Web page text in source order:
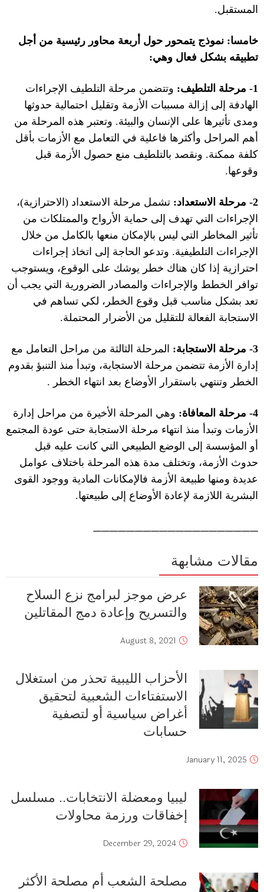
المستقبل.
خامسا: نموذج يتمحور حول أربعة محاور رئيسية من أجل
تطبيقه بشكل فعال وهي:
1- مرحلة التلطيف: وتتضمن مرحلة التلطيف الإجراءات
الهادفة إلى إزالة مسببات الأزمة وتقليل احتمالية حدوثها
ومدى تأثيرها على الإنسان والبيئة. وتعتبر هذه المرحلة من
أهم المراحل وأكثرها فاعلية في التعامل مع الأزمات بأقل
كلفة ممكنة. ونقصد بالتلطيف منع حصول الأزمة قبل
وقوعها.
2- مرحلة الاستعداد: تشمل مرحلة الاستعداد ( الاحترازية)،
الإجراءات التي تهدف إلى حماية الأرواح والممتلكات من
تأثير المخاطر التي ليس بالإمكان منعها بالكامل من خلال
الإجراءات التلطيفية. وتدعو الحاجة إلى اتخاذ إجراءات
احترازية إذا كان هناك خطر يوشك على الوقوع، ويستوجب
توافر الخطط والإجراءات والمصادر الضرورية التي يجب أن
تعد بشكل مناسب قبل وقوع الخطر، لكي تساهم في
الاستجابة الفعالة للتقليل من الأضرار المحتملة.
3- مرحلة الاستجابة: المرحلة الثالثة من مراحل التعامل مع
إدارة الأزمة تتضمن مرحلة الاستجابة، وتبدأ منذ التنبؤ بقدوم
الخطر وتنتهي باستقرار الأوضاع بعد انتهاء الخطر .
4- مرحلة المعافاة: وهي المرحلة الأخيرة من مراحل إدارة
الأزمات وتبدأ منذ انتهاء مرحلة الاستجابة حتى عودة المجتمع
أو المؤسسة إلى الوضع الطبيعي التي كانت عليه قبل
حدوث الأزمة، وتختلف مدة هذه المرحلة باختلاف عوامل
عديدة ومنها طبيعة الأزمة فالإمكانات المادية ووجود القوى
البشرية اللازمة لإعادة الأوضاع إلى طبيعتها.
____________________
مقالات مشابهة
عرض موجز لبرامج نزع السلاح
والتسريح وإعادة دمج المقاتلين
August 8, 2021
الأحزاب الليبية تحذر من استغلال
الاستفتاءات الشعبية لتحقيق
أغراض سياسية أو لتصفية
حسابات
January 11, 2025
ليبيا ومعضلة الانتخابات.. مسلسل
إخفاقات ورزمة محاولات
December 29, 2024
مصلحة الشعب أم مصلحة الأكثر